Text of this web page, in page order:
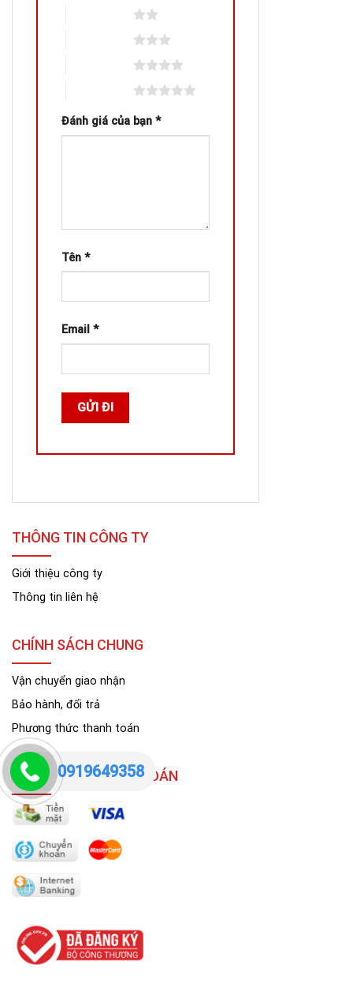
Đánh giá của bạn *
Tên *
Email *
THÔNG TIN CÔNG TY
Giới thiệu công ty
Thông tin liên hệ
CHÍNH SÁCH CHUNG
Vận chuyển giao nhận
Bảo hành, đổi trả
Phương thức thanh toán
HÌNH THỨC THANH TOÁN
0919649358